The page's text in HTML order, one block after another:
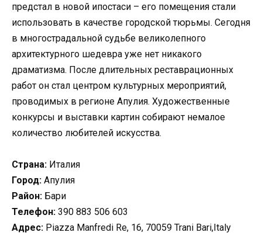
предстал в новой ипостаси – его помещения стали
использовать в качестве городской тюрьмы. Сегодня
в многострадальной судьбе великолепного
архитектурного шедевра уже нет никакого
драматизма. После длительных реставрационных
работ он стал центром культурных мероприятий,
проводимых в регионе Апулия. Художественные
конкурсы и выставки картин собирают немалое
количество любителей искусства.
Страна: Италия
Город: Апулия
Район: Бари
Телефон: 390 883 506 603
Адрес: Piazza Manfredi Re, 16, 70059 Trani Bari,Italy